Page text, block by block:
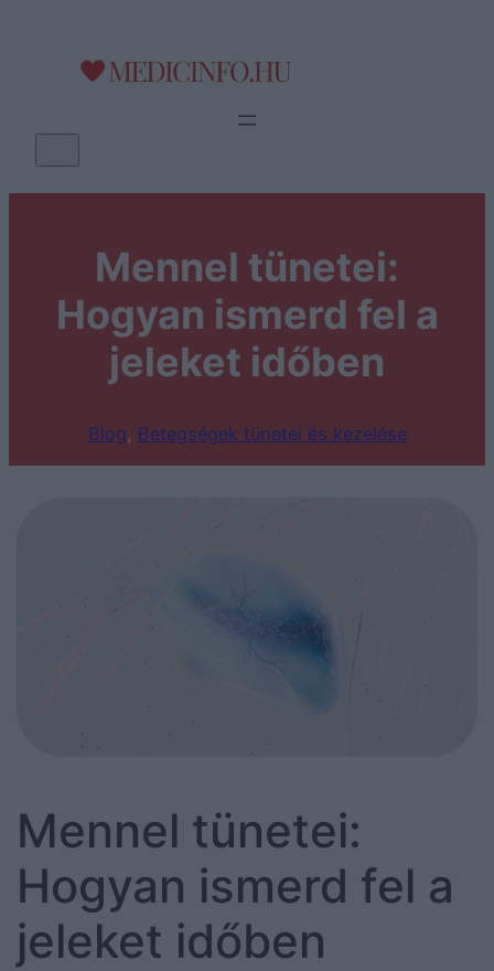
tartalomhoz
Mennel tünetei:
Hogyan ismerd fel a
jeleket időben
Blog, Betegségek tünetei és kezelése
Mennel tünetei:
Hogyan ismerd fel a
jeleket időben